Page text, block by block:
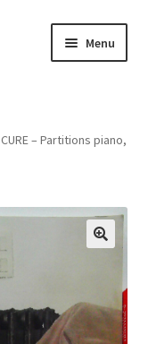
Menu
CURE – Partitions piano,